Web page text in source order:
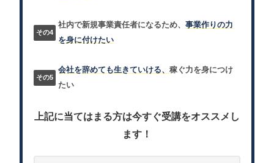
社内で新規事業責任者になるため、事業作りの力
を身に付けたい
会社を辞めても生きていける、稼ぐ力を身につけ
たい
上記に当てはまる方は今すぐ受講をオススメし
ます！